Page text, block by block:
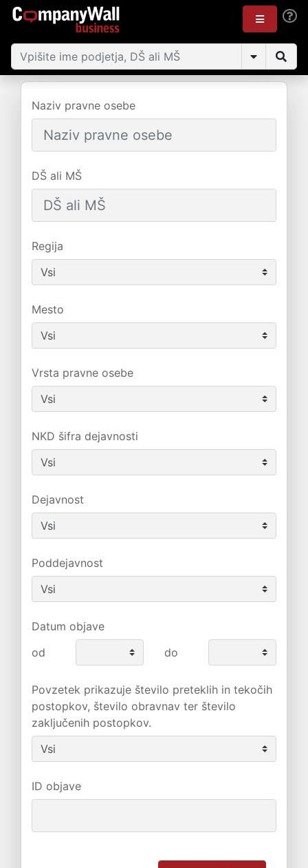
Naziv pravne osebe
DŠ ali MŠ
Regija
Mesto
Vrsta pravne osebe
NKD šifra dejavnosti
Dejavnost
Poddejavnost
Datum objave
od
do
Povzetek prikazuje število preteklih in tekočih
postopkov, število obravnav ter število
zaključenih postopkov.
ID objave